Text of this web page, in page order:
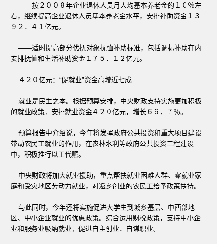
——按２００８年企业退休人员月人均基本养老金的１０％左
右，继续提高企业退休人员基本养老金水平，安排补助资金１３
９２．４１亿元。
——适时提高部分优抚对象抚恤补助标准，包括调标补助在内
安排抚恤和生活补助资金１７５．１２亿元。
４２０亿元：“促就业”资金高增近七成
就业是民生之本。根据预算安排，中央财政支持实施更加积极
的就业政策，安排就业资金４２０亿元，增长６６．７％。
预算报告中介绍说，今年将发挥政府公共投资和重大项目建设
带动农民工就业的作用，在农林水利等政府公共投资工程建设
中，积极推行以工代赈。
中央财政将加大就业援助，重点帮扶就业困难人群、零就业家
庭和受灾地区劳动力就业，对返乡创业的农民工给予政策扶持。
与此同时，今年还将实施促进大学生到城乡基层、中西部地
区、中小企业就业的优惠政策。综合运用财税政策，支持中小企
业和服务业吸纳就业，促进自主创业、自谋职业。